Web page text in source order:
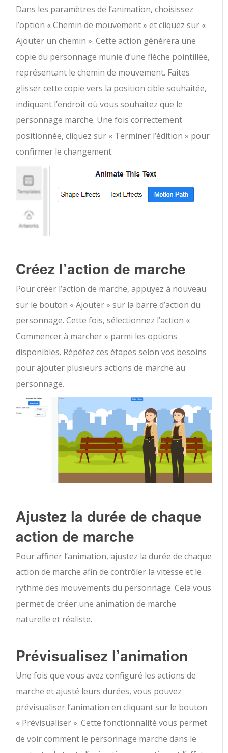
Dans les paramètres de l’animation, choisissez
l’option « Chemin de mouvement » et cliquez sur «
Ajouter un chemin ». Cette action générera une
copie du personnage munie d’une flèche pointillée,
représentant le chemin de mouvement. Faites
glisser cette copie vers la position cible souhaitée,
indiquant l’endroit où vous souhaitez que le
personnage marche. Une fois correctement
positionnée, cliquez sur « Terminer l’édition » pour
confirmer le changement.
Créez l’action de marche
Pour créer l’action de marche, appuyez à nouveau
sur le bouton « Ajouter » sur la barre d’action du
personnage. Cette fois, sélectionnez l’action «
Commencer à marcher » parmi les options
disponibles. Répétez ces étapes selon vos besoins
pour ajouter plusieurs actions de marche au
personnage.
Ajustez la durée de chaque
action de marche
Pour affiner l’animation, ajustez la durée de chaque
action de marche afin de contrôler la vitesse et le
rythme des mouvements du personnage. Cela vous
permet de créer une animation de marche
naturelle et réaliste.
Prévisualisez l’animation
Une fois que vous avez configuré les actions de
marche et ajusté leurs durées, vous pouvez
prévisualiser l’animation en cliquant sur le bouton
« Prévisualiser ». Cette fonctionnalité vous permet
de voir comment le personnage marche dans le